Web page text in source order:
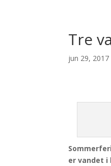
Tre
jun 29, 2017
er vandet